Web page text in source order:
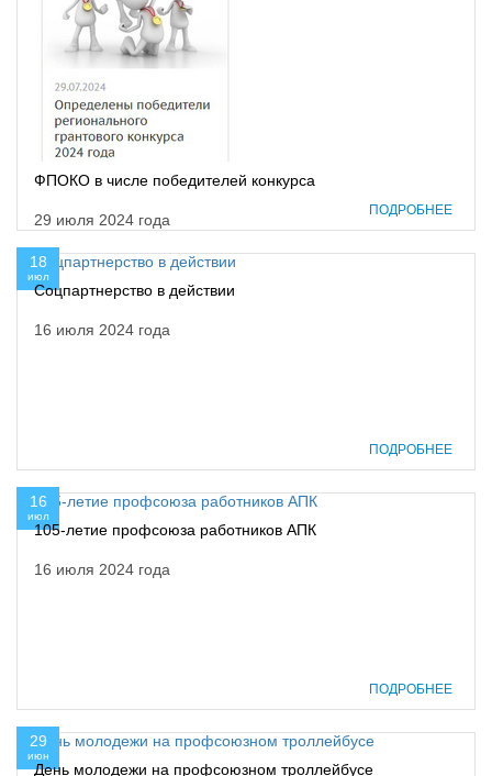
ФПОКО в числе победителей конкурса
29 июля 2024 года
ПОДРОБНЕЕ
18
июл
Соцпартнерство в действии
16 июля 2024 года
ПОДРОБНЕЕ
16
июл
105-летие профсоюза работников АПК
16 июля 2024 года
ПОДРОБНЕЕ
29
июн
День молодежи на профсоюзном троллейбусе